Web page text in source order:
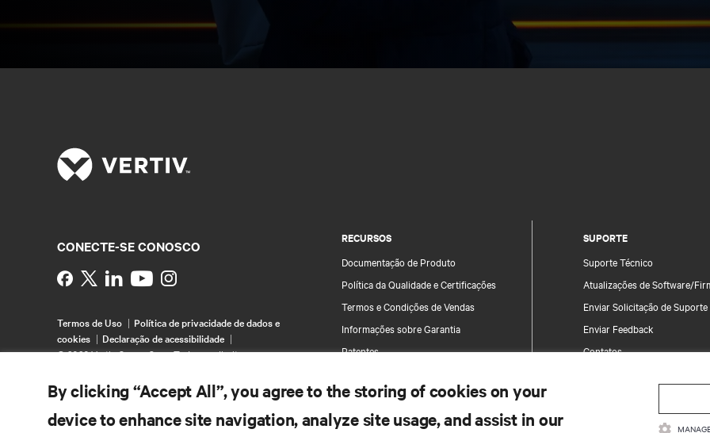
RECURSOS
Documentação de Produto
Política da Qualidade e Certificações
Termos e Condições de Vendas
Informações sobre Garantia
Patentes
SUPORTE
Suporte Técnico
Atualizações de Software/
Enviar Solicitação de Suporte
Enviar Feedback
Contatos
Informações e Segurança
Relatar uma Preocupação
CONECTE-SE CONOSCO
Instagram
Termos de Uso
Política de privacidade de dados e
cookies
Declaração de acessibilidade
©2026 Vertiv Group Corp. Todos os direitos
By clicking “Accept All”, you agree to the storing of cookies on your
device to enhance site navigation, analyze site usage, and assist in our